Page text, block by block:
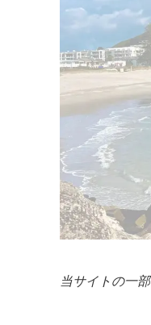
当サイトの一